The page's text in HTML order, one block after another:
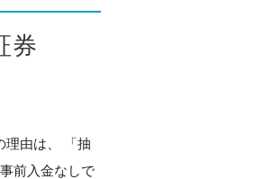
券
理由は、 「抽
前入金なしで